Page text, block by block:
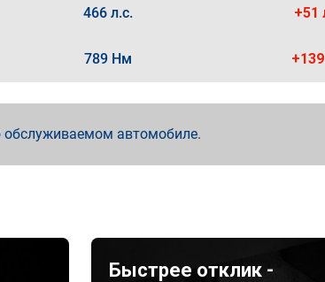
466 л.с. +51
789 Нм
обслуживаемом автомобиле.
Быстрее отклик -